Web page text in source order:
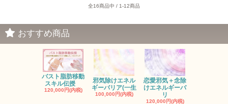
全16商品中 / 1-12商品
おすすめ商品
バスト脂肪移動
スキル伝授
120,000円(内税)
邪気除けエネル
ギーバリア(一生
100,000円(内税)
恋愛邪気＋念除
けエネルギーバ
リ
120,000円(内税)